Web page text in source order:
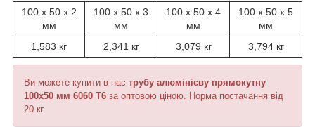
100 х 50 х 2
мм
100 х 50 х 3
мм
100 х 50 х 4
мм
100 х 50 х 5
мм
1,583 кг
2,341 кг 3,079 кг 3,794 кг
Ви можете купити в нас трубу алюмінієву прямокутну
100х50 мм 6060 Т6 за оптовою ціною. Норма постачання від
20 кг.